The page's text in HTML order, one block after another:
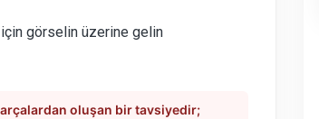
için görselin üzerine gelin
oluşan bir tavsiyedir;